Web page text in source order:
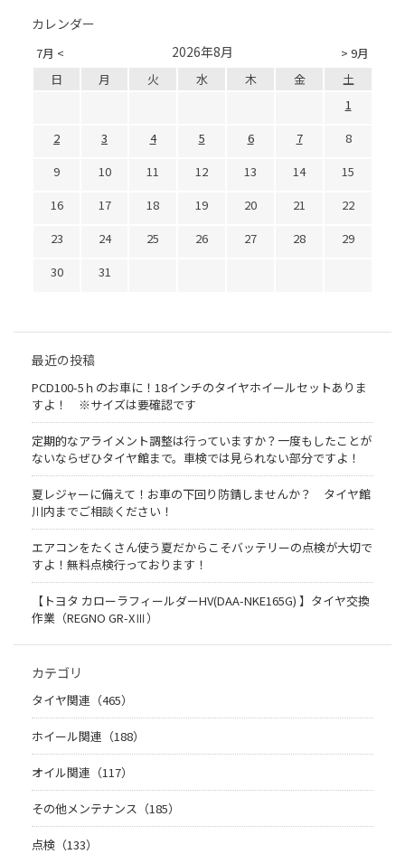
カレンダー
7月 < > 9月
2026年8月
日 月 火 水 木 金
土
1
2
3 4 5 6 7
8
9
10 11 12 13 14
15
16
17 18 19 20 21
22
23
24 25 26 27 28
29
30
31
最近の投稿
PCD100-5ｈのお車に！18インチのタイヤホイールセットありま
すよ！ ※サイズは要確認です
定期的なアライメント調整は行っていますか？一度もしたことが
ないならぜひタイヤ館まで。車検では見られない部分ですよ！
夏レジャーに備えて！お車の下回り防錆しませんか？ タイヤ館
川内までご相談ください！
エアコンをたくさん使う夏だからこそバッテリーの点検が大切で
すよ！無料点検行っております！
【トヨタ カローラフィールダーHV(DAA-NKE165G) 】タイヤ交換
作業（REGNO GR-XⅢ）
カテゴリ
タイヤ関連（465）
ホイール関連（188）
オイル関連（117）
その他メンテナンス（185）
点検（133）